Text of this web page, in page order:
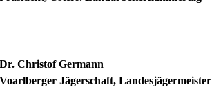
Dr. Christof Germann
Voarlberger Jägerschaft, Landesjägermeister